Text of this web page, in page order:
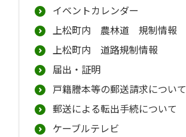
イベントカレンダー
上松町内 農林道 規制情報
上松町内 道路規制情報
届出・証明
戸籍謄本等の郵送請求について
郵送による転出手続について
ケーブルテレビ